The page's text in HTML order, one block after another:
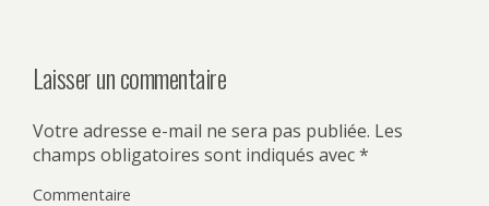
Laisser un commentaire
Votre adresse e-mail ne sera pas publiée. Les
champs obligatoires sont indiqués avec*
Commentaire